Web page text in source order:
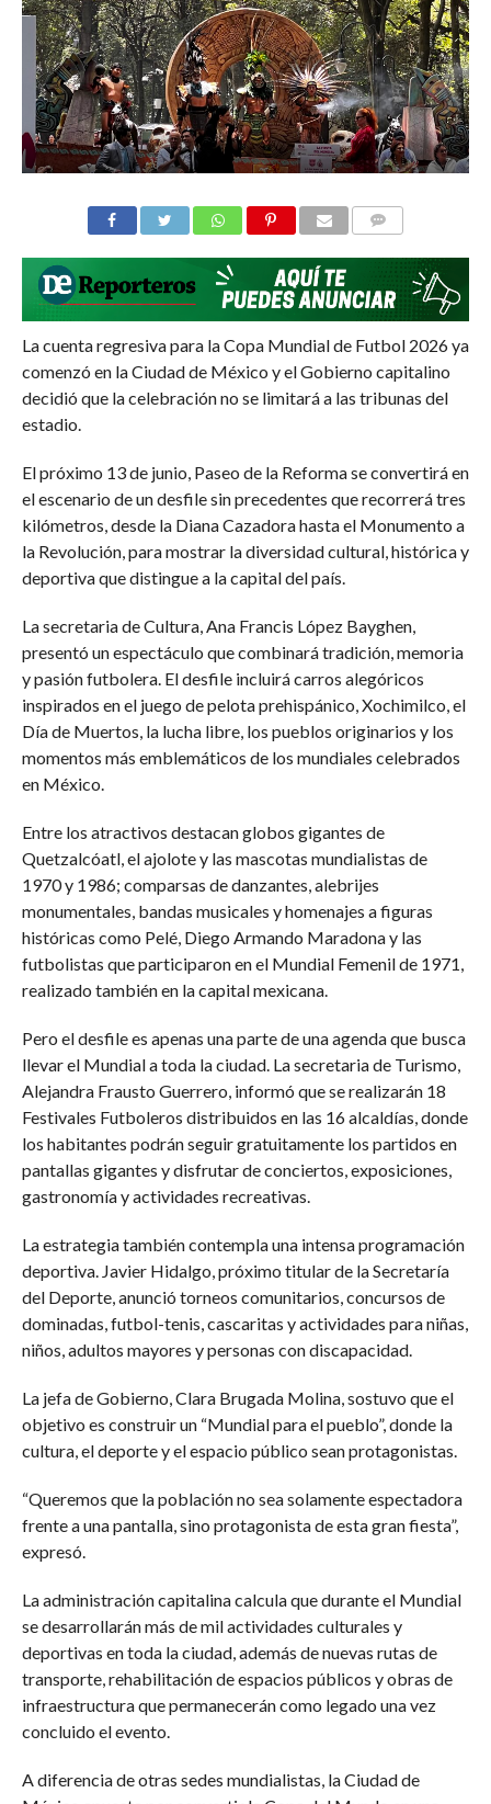
La cuenta regresiva para la Copa Mundial de Futbol 2026 ya
comenzó en la Ciudad de México y el Gobierno capitalino
decidió que la celebración no se limitará a las tribunas del
estadio.
El próximo 13 de junio, Paseo de la Reforma se convertirá en
el escenario de un desfile sin precedentes que recorrerá tres
kilómetros, desde la Diana Cazadora hasta el Monumento a
la Revolución, para mostrar la diversidad cultural, histórica y
deportiva que distingue a la capital del país.
La secretaria de Cultura, Ana Francis López Bayghen,
presentó un espectáculo que combinará tradición, memoria
y pasión futbolera. El desfile incluirá carros alegóricos
inspirados en el juego de pelota prehispánico, Xochimilco, el
Día de Muertos, la lucha libre, los pueblos originarios y los
momentos más emblemáticos de los mundiales celebrados
en México.
Entre los atractivos destacan globos gigantes de
Quetzalcóatl, el ajolote y las mascotas mundialistas de
1970 y 1986; comparsas de danzantes, alebrijes
monumentales, bandas musicales y homenajes a figuras
históricas como Pelé, Diego Armando Maradona y las
futbolistas que participaron en el Mundial Femenil de 1971,
realizado también en la capital mexicana.
Pero el desfile es apenas una parte de una agenda que busca
llevar el Mundial a toda la ciudad. La secretaria de Turismo,
Alejandra Frausto Guerrero, informó que se realizarán 18
Festivales Futboleros distribuidos en las 16 alcaldías, donde
los habitantes podrán seguir gratuitamente los partidos en
pantallas gigantes y disfrutar de conciertos, exposiciones,
gastronomía y actividades recreativas.
La estrategia también contempla una intensa programación
deportiva. Javier Hidalgo, próximo titular de la Secretaría
del Deporte, anunció torneos comunitarios, concursos de
dominadas, futbol-tenis, cascaritas y actividades para niñas,
niños, adultos mayores y personas con discapacidad.
La jefa de Gobierno, Clara Brugada Molina, sostuvo que el
objetivo es construir un “Mundial para el pueblo”, donde la
cultura, el deporte y el espacio público sean protagonistas.
“Queremos que la población no sea solamente espectadora
frente a una pantalla, sino protagonista de esta gran fiesta”,
expresó.
La administración capitalina calcula que durante el Mundial
se desarrollarán más de mil actividades culturales y
deportivas en toda la ciudad, además de nuevas rutas de
transporte, rehabilitación de espacios públicos y obras de
infraestructura que permanecerán como legado una vez
concluido el evento.
A diferencia de otras sedes mundialistas, la Ciudad de